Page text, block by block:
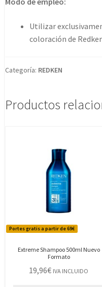
developer
Utilizar
coloración de
Categoría: REDKEN
Productos
Portes gratis a partir de 69€
Extreme Shampoo 500ml Nuevo
Formato
19,96€ IVA INCLUIDO